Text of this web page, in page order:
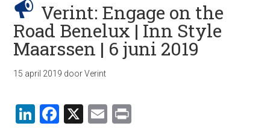
Verint: Engage on the
Road Benelux | Inn Style
Maarssen | 6 juni 2019
15 april 2019 doorVerint
LinkedIn
Facebook
X Email